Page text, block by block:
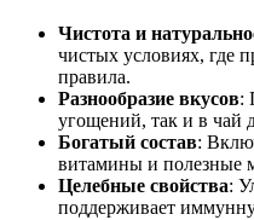
Чистота и
чистых условиях, где
правила.
Разнообразие вкусов:
угощений, так и в чай
Богатый состав:
витамины и полезные
Целебные свойства:
поддерживает